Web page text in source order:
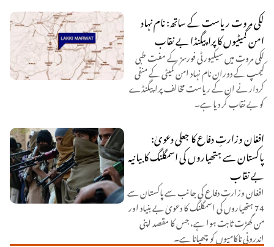
لکی مروت ریاست کے ساتھ: نام نہاد
امن کمیٹیوں کا پراپیگنڈا بے نقاب
لکی مروت میں سیکیورٹی فورسز کے مفت طبی
کیمپ کے دوران نام نہاد امن کمیٹی کے منفی
کردار نے ان کے ریاست مخالف پراپیگنڈے
کو بے نقاب کر دیا ہے۔
افغان وزارتِ دفاع کا جعلی دعویٰ:
پاکستان سے ہتھیاروں کی اسمگلنگ کا بیانیہ
بے نقاب
افغان وزارتِ دفاع کی جانب سے پاکستان سے
74 ہتھیاروں کی اسمگلنگ کا دعویٰ بے بنیاد اور
من گھڑت ثابت ہوا ہے، جس کا مقصد اپنی
اندرونی ناکامیوں کو چھپانا ہے۔